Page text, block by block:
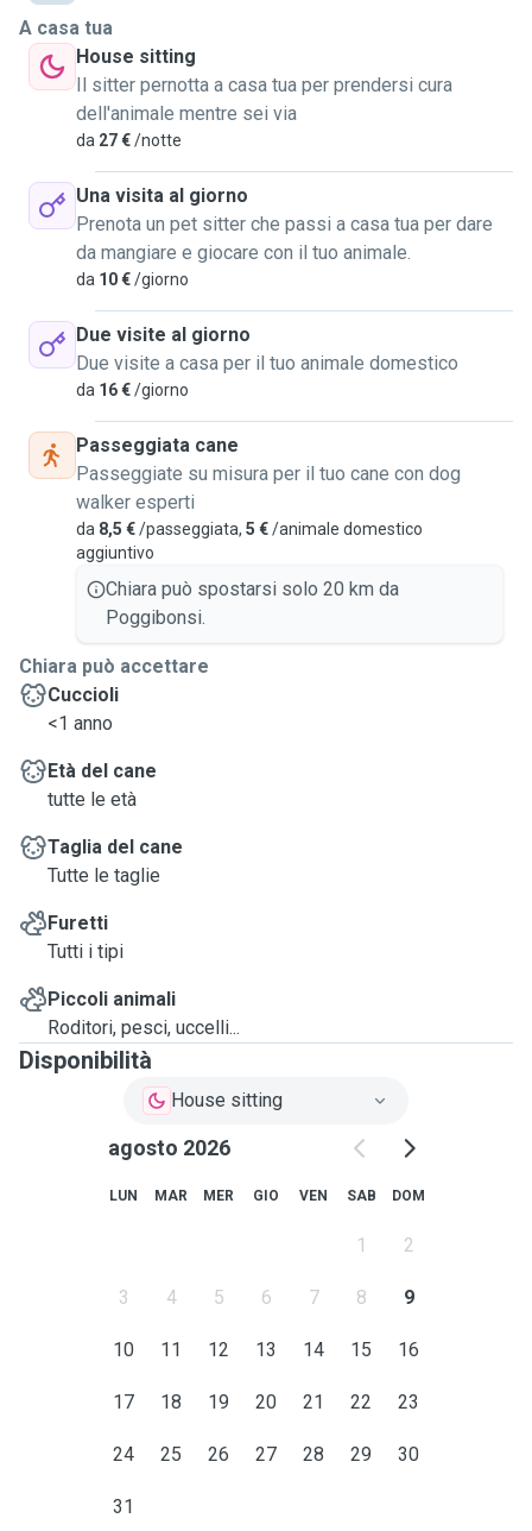
richieste e le esigenze del vostro amico.
Sono disponibile a trovare insieme a voi la soluzione
migliore per il vostro compagno.
Vivo in zona Campostaggia a Poggibonsi, ma non ho
problemi a spostarmi in centro, altre zone della città o nelle
cittadine immediatamente vicine.
Spero presto di potervi aiutare o essere utile in qualche
modo!
A casa tua
House sitting
Il sitter pernotta a casa tua per prendersi cura
dell'animale mentre sei via
da 27 €/notte
Una visita al giorno
Prenota un pet sitter che passi a casa tua per dare
da mangiare e giocare con il tuo animale.
da 10 €/giorno
Due visite al giorno
Due visite a casa per il tuo animale domestico
da 16 €/giorno
Passeggiata cane
Passeggiate su misura per il tuo cane con dog
walker esperti
da 8,5 €/passeggiata, 5 €/animale domestico
aggiuntivo
Chiara può spostarsi solo 20 km da
Poggibonsi.
Chiara può accettare
Cuccioli
<1 anno
Età del cane
tutte le età
Taglia del cane
Tutte le taglie
Furetti
Tutti i tipi
Piccoli animali
Roditori, pesci, uccelli...
Disponibilità
House sitting
agosto 2026
LUN MAR MER GIO VEN SAB DOM
1 2
3 4 5 6 7 8 9
10 11 12 13 14 15 16
17 18 19 20 21 22 23
24 25 26 27 28 29 30
31